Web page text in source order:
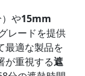
）や15mm
レードを提供
最適な製品を
が重視する遮